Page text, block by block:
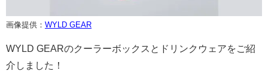
画像提供： WYLD GEAR
WYLD GEARのクーラーボックスとドリンクウェアをご紹
介しました！